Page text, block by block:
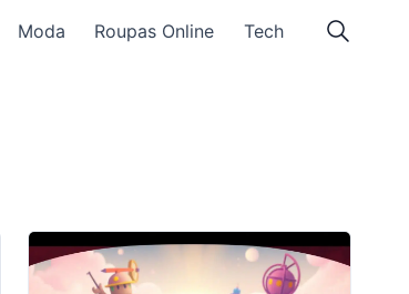
Moda Roupas Online Tech